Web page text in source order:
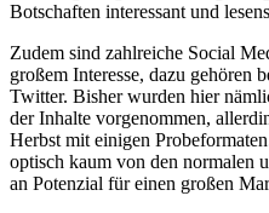
Botschaften interessant und
Zudem sind zahlreiche Social
großem Interesse, dazu gehören
Twitter. Bisher wurden hier
der Inhalte vorgenommen,
Herbst mit einigen
optisch kaum von den normalen
an Potenzial für einen großen